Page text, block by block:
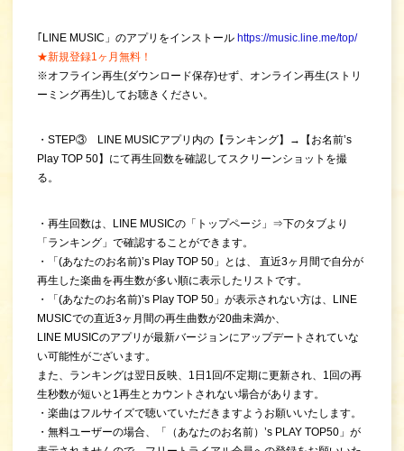
｢LINE MUSIC」のアプリをインストール https://music.line.me/top/
★新規登録1ヶ月無料！
※オフライン再生(ダウンロード保存)せず、オンライン再生(ストリ
ーミング再生)してお聴きください。
・STEP③ LINE MUSICアプリ内の【ランキング】→【お名前’s
Play TOP 50】にて再生回数を確認してスクリーンショットを撮
る。
・再生回数は、LINE MUSICの「トップページ」⇒下のタブより
「ランキング」で確認することができます。
・「(あなたのお名前)’s Play TOP 50」とは、 直近3ヶ月間で自分が
再生した楽曲を再生数が多い順に表示したリストです。
・「(あなたのお名前)’s Play TOP 50」が表示されない方は、LINE
MUSICでの直近3ヶ月間の再生曲数が20曲未満か、
LINE MUSICのアプリが最新バージョンにアップデートされていな
い可能性がございます。
また、ランキングは翌日反映、1日1回/不定期に更新され、1回の再
生秒数が短いと1再生とカウントされない場合があります。
・楽曲はフルサイズで聴いていただきますようお願いいたします。
・無料ユーザーの場合、「（あなたのお名前）’s PLAY TOP50」が